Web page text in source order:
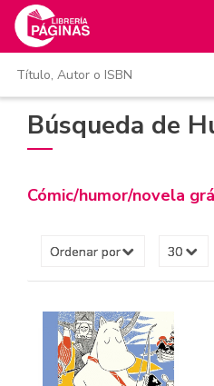
Búsqueda de
Cómic/humor/novela